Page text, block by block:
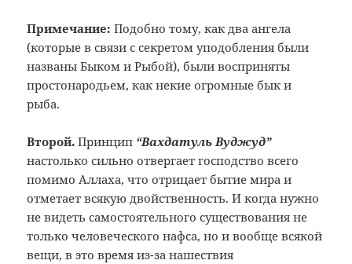
Примечание:Подобно тому, какдва ангела
(которые в связи с секретомуподобления были
названы Быком и Рыбой),были восприняты
простонародьем, какнекие огромные бык и
рыба.
Второй. Принцип “Вахдатуль Вуджуд”
настолько сильно отвергает господство всего
помимо Аллаха, что отрицает бытие мира и
отметает всякую двойственность. И когда нужно
не видеть самостоятельного существования не
только человеческого нафса, но и вообще всякой
вещи, в это время из-за нашествия